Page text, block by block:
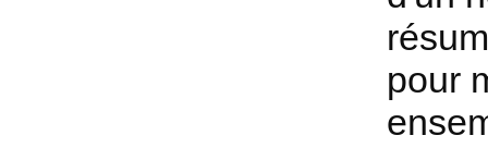
pour